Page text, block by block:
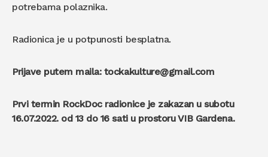
potrebama polaznika.
Radionica je u potpunosti besplatna.
Prijave putem maila: tockakulture@gmail.com
Prvi termin RockDoc radionice je zakazan u subotu
16.07.2022. od 13 do 16 sati u prostoru VIB Gardena.